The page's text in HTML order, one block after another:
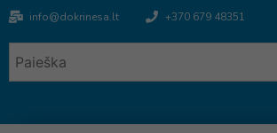
info@dokrinesa.lt +370 679 48351